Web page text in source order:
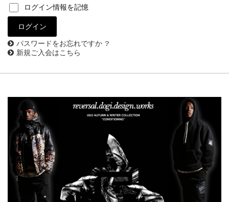
ログイン情報を記憶
パスワードをお忘れですか ?
新規ご入会はこちら